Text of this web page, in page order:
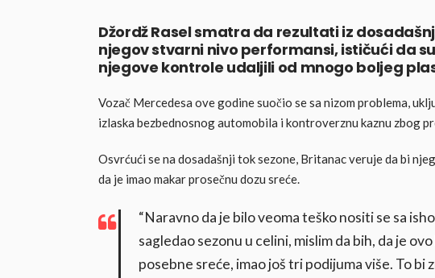
Džordž Rasel smatra da rezultati iz
njegov stvarni nivo performansi, ističući da
njegove kontrole udaljili od mnogo boljeg
Vozač Mercedesa ove godine suočio se sa nizom problema,
izlaska bezbednosnog automobila i kontroverznu kaznu zbog
Osvrćući se na dosadašnji tok sezone, Britanac veruje da bi
da je imao makar prosečnu dozu sreće.
“Naravno da je bilo veoma teško nositi se sa
sagledao sezonu u celini, mislim da bih, da je
posebne sreće, imao još tri podijuma više. To